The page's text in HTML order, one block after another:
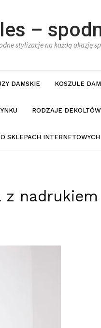
–
stylizacje na każdą okazję
DAMSKIE KOSZULE
RODZAJE
SKLEPACH INTERNETOWYCH
z